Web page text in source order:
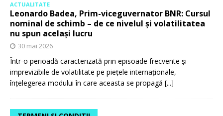
ACTUALITATE
Leonardo Badea, Prim-viceguvernator BNR: Cursul
nominal de schimb – de ce nivelul și volatilitatea
nu spun același lucru
30 mai 2026
Într-o perioadă caracterizată prin episoade frecvente și
imprevizibile de volatilitate pe piețele internaționale,
înțelegerea modului în care aceasta se propagă [...]